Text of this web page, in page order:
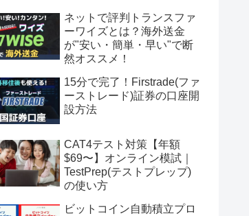
ネットで評判トランスファ
ーワイズとは？海外送金
が"安い・簡単・早い"で断
然オススメ！
15分で完了！Firstrade(ファ
ーストレード)証券の口座開
設方法
CAT4テスト対策【年額
$69〜】オンライン模試｜
TestPrep(テストプレップ)
の使い方
ビットコイン自動積立プロ